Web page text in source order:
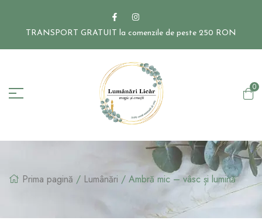
TRANSPORT GRATUIT la comenzile de peste 250 RON
0
Prima pagină / Lumânări / Ambră mic – vâsc și lumină